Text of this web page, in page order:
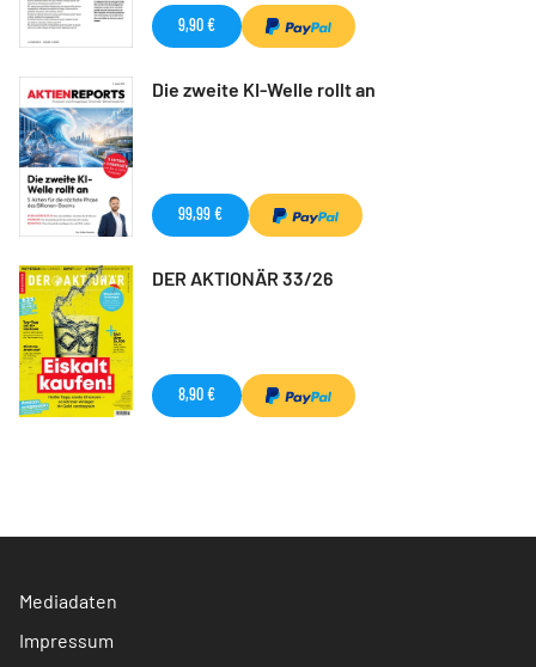
9,90 €
Die zweite KI-Welle rollt an
99,99 €
DER AKTIONÄR 33/26
8,90 €
Mediadaten
Impressum